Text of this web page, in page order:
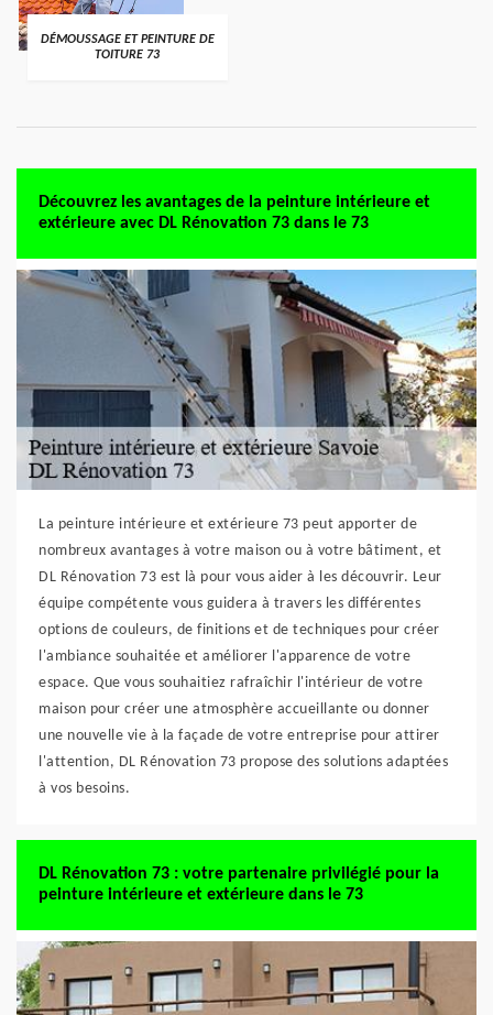
DÉMOUSSAGE ET PEINTURE DE
TOITURE 73
Découvrez les avantages de la peinture intérieure et
extérieure avec DL Rénovation 73 dans le 73
La peinture intérieure et extérieure 73 peut apporter de
nombreux avantages à votre maison ou à votre bâtiment, et
DL Rénovation 73 est là pour vous aider à les découvrir. Leur
équipe compétente vous guidera à travers les différentes
options de couleurs, de finitions et de techniques pour créer
l'ambiance souhaitée et améliorer l'apparence de votre
espace. Que vous souhaitiez rafraîchir l'intérieur de votre
maison pour créer une atmosphère accueillante ou donner
une nouvelle vie à la façade de votre entreprise pour attirer
l'attention, DL Rénovation 73 propose des solutions adaptées
à vos besoins.
DL Rénovation 73 : votre partenaire privilégié pour la
peinture intérieure et extérieure dans le 73